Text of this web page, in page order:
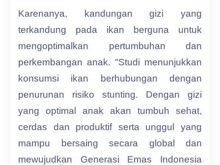
Karenanya, kandungan gizi yang
terkandung pada ikan berguna untuk
mengoptimalkan pertumbuhan dan
perkembangan anak. "Studi menunjukkan
konsumsi ikan berhubungan dengan
penurunan risiko stunting. Dengan gizi
yang optimal anak akan tumbuh sehat,
cerdas dan produktif serta unggul yang
mampu bersaing secara global dan
mewujudkan Generasi Emas Indonesia